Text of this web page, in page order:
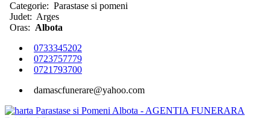
Categorie: Parastase si pomeni
Judet: Arges
Oras: Albota
0733345202
0723757779
0721793700
damascfunerare@yahoo.com